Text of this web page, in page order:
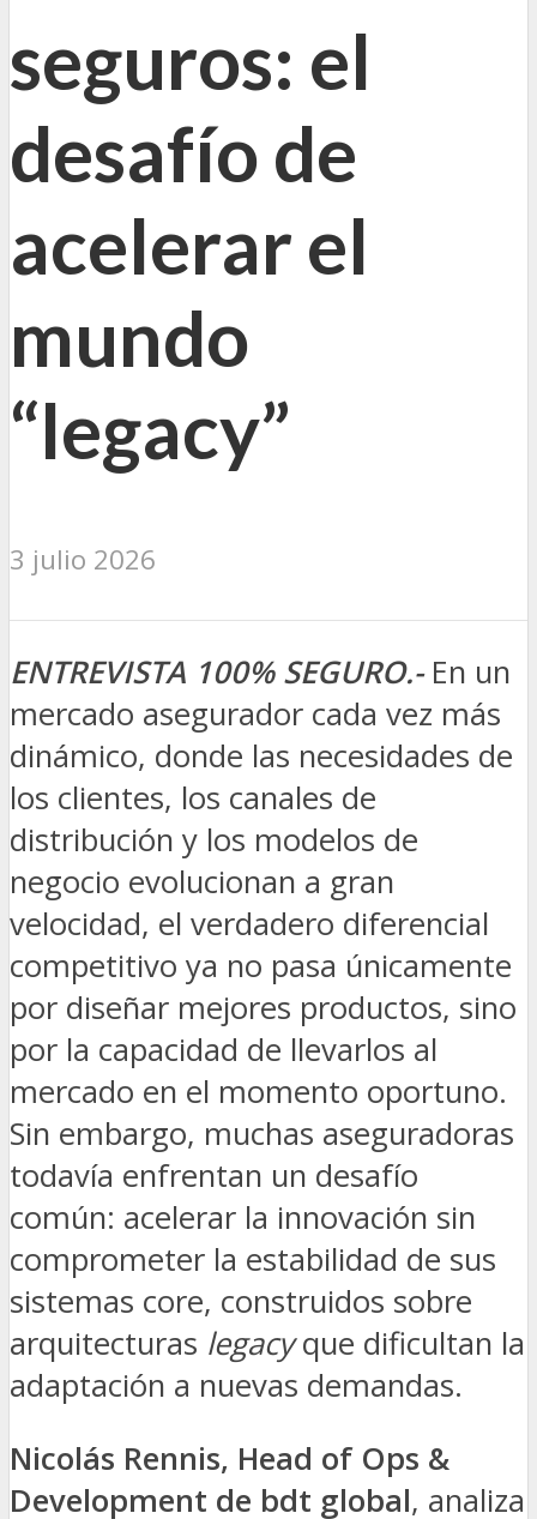
seguros: el
desafío de
acelerar el
mundo
“legacy”
3 julio 2026
ENTREVISTA 100% SEGURO.- En un
mercado asegurador cada vez más
dinámico, donde las necesidades de
los clientes, los canales de
distribución y los modelos de
negocio evolucionan a gran
velocidad, el verdadero diferencial
competitivo ya no pasa únicamente
por diseñar mejores productos, sino
por la capacidad de llevarlos al
mercado en el momento oportuno.
Sin embargo, muchas aseguradoras
todavía enfrentan un desafío
común: acelerar la innovación sin
comprometer la estabilidad de sus
sistemas core, construidos sobre
arquitecturas legacyque dificultan la
adaptación a nuevas demandas.
Nicolás Rennis, Head of Ops &
Development de bdt global, analiza